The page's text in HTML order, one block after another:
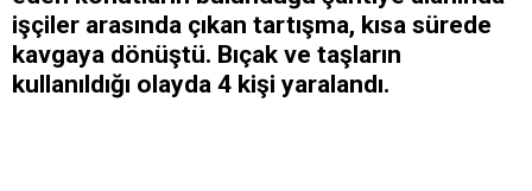
işçiler arasında çıkan tartışma, kısa sürede
kavgaya dönüştü. Bıçak ve taşların
kullanıldığı olayda 4 kişi yaralandı.